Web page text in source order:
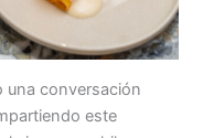
una conversación
este